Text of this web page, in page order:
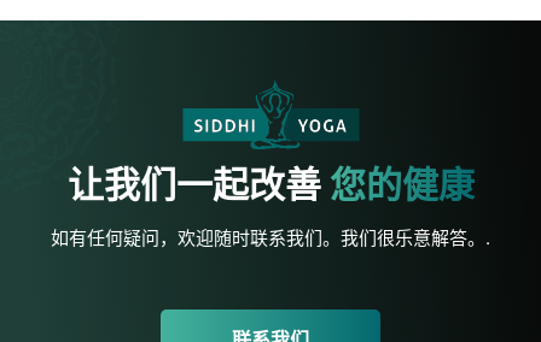
让我们一起改善 您的健康
如有任何疑问，欢迎随时联系我们。我们很乐意解答。.